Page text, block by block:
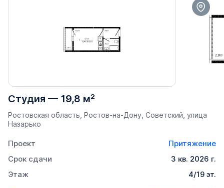
Студия — 19,8 м²
Ростовская область, Ростов-на-Дону, Советский, улица
Назарько
Проект
Притяжение
Срок сдачи
3 кв. 2026 г.
Этаж
4/19 эт.